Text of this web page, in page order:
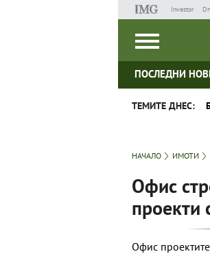
Investor
ПОСЛЕДНИ
ТЕМИТЕ ДНЕС:
НАЧАЛО ИМОТИ
Офис
проекти
Офис